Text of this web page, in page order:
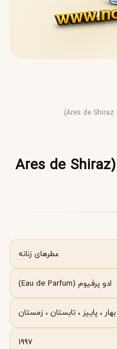
عطر ناتورا آرس د شیراز (Ares de Shiraz
عطرهای زنانه
ادو پرفیوم (Eau de Parfum)
بهار ، پاییز ، تابستان، زمستان
1997